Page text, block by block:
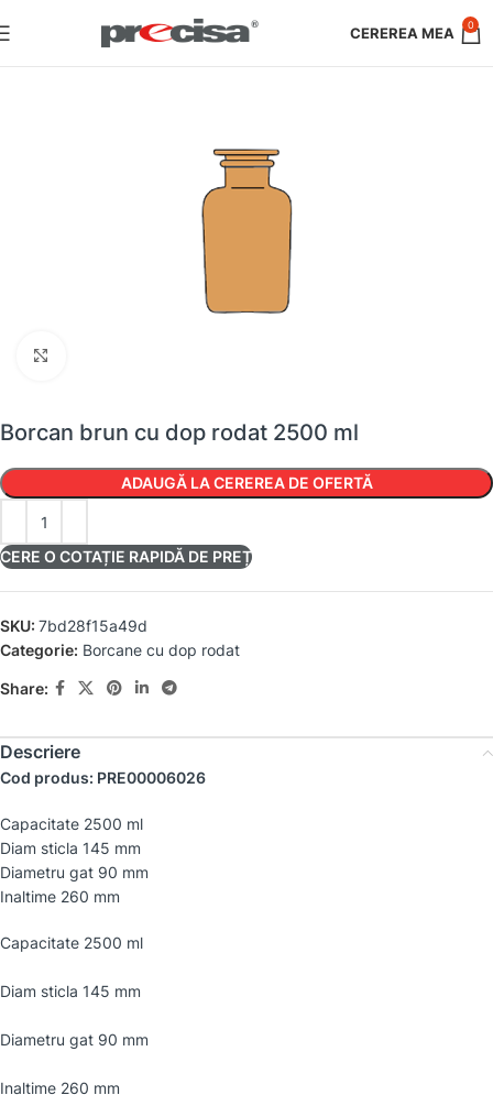
0
Borcan brun cu dop rodat 2500 ml
ADAUGĂ LA CEREREA DE OFERTĂ
CERE O COTAȚIE RAPIDĂ DE PREȚ
SKU: 7bd28f15a49d
Categorie: Borcane cu dop rodat
Share:
Descriere
Cod produs: PRE00006026
Capacitate 2500 ml
Diam sticla 145 mm
Diametru gat 90 mm
Inaltime 260 mm
Capacitate 2500 ml
Diam sticla 145 mm
Diametru gat 90 mm
Inaltime 260 mm